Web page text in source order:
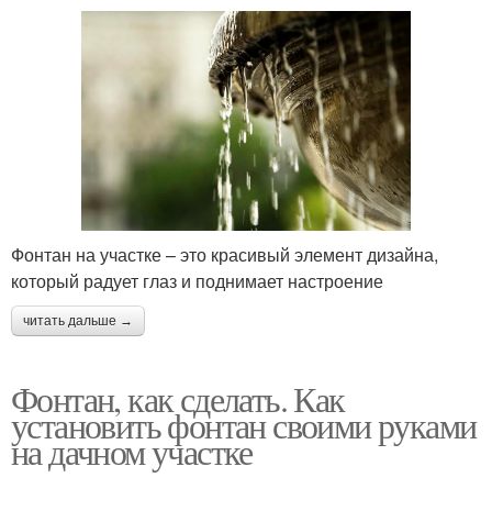
Фонтан на участке – это красивый элемент дизайна,
который радует глаз и поднимает настроение
читать дальше →
Фонтан, как сделать. Как
установить фонтан своими руками
на дачном участке